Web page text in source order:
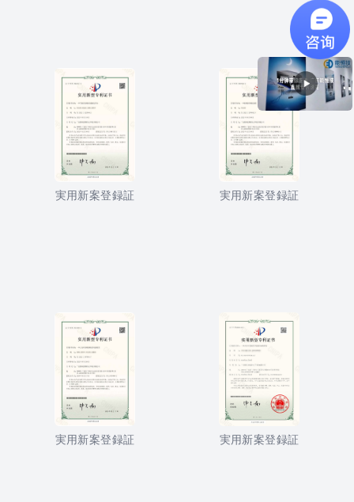
実用新案登録証 実用新案登録証
実用新案登録証 実用新案登録証